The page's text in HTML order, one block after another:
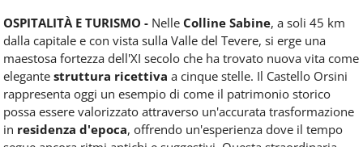
OSPITALITÀ E TURISMO - Nelle Colline Sabine, a soli 45 km
dalla capitale e con vista sulla Valle del Tevere, si erge una
maestosa fortezza dell'XI secolo che ha trovato nuova vita come
elegante struttura ricettiva a cinque stelle. Il Castello Orsini
rappresenta oggi un esempio di come il patrimonio storico
possa essere valorizzato attraverso un'accurata trasformazione
in residenza d'epoca, offrendo un'esperienza dove il tempo